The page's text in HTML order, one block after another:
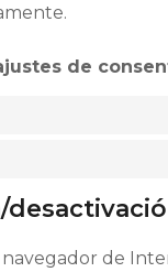
de
de